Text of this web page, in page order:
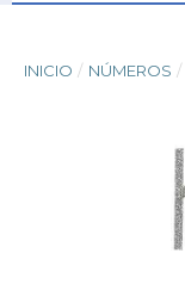
INICIO / NÚMEROS /